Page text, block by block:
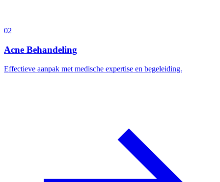
02
Acne Behandeling
Effectieve aanpak met medische expertise en begeleiding.